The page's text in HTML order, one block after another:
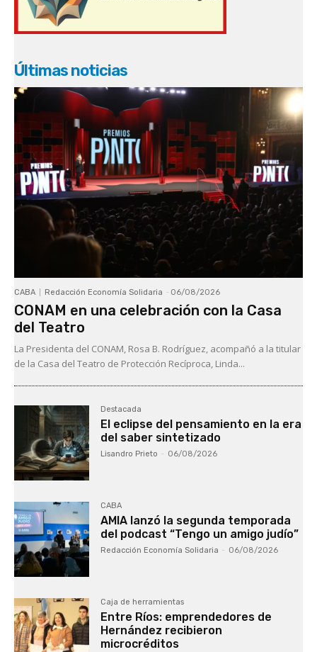
Últimas noticias
CABA Redacción Economía Solidaria - 06/08/2026
CONAM en una celebración con la Casa
del Teatro
La Presidenta del CONAM, Rosa B. Rodríguez, acompañó a la titular
de la Casa del Teatro de Protección Recíproca, Linda...
Destacada
El eclipse del pensamiento en la era
del saber sintetizado
Lisandro Prieto - 06/08/2026
CABA
AMIA lanzó la segunda temporada
del podcast “Tengo un amigo judío”
Redacción Economía Solidaria - 06/08/2026
Caja de herramientas
Entre Ríos: emprendedores de
Hernández recibieron
microcréditos